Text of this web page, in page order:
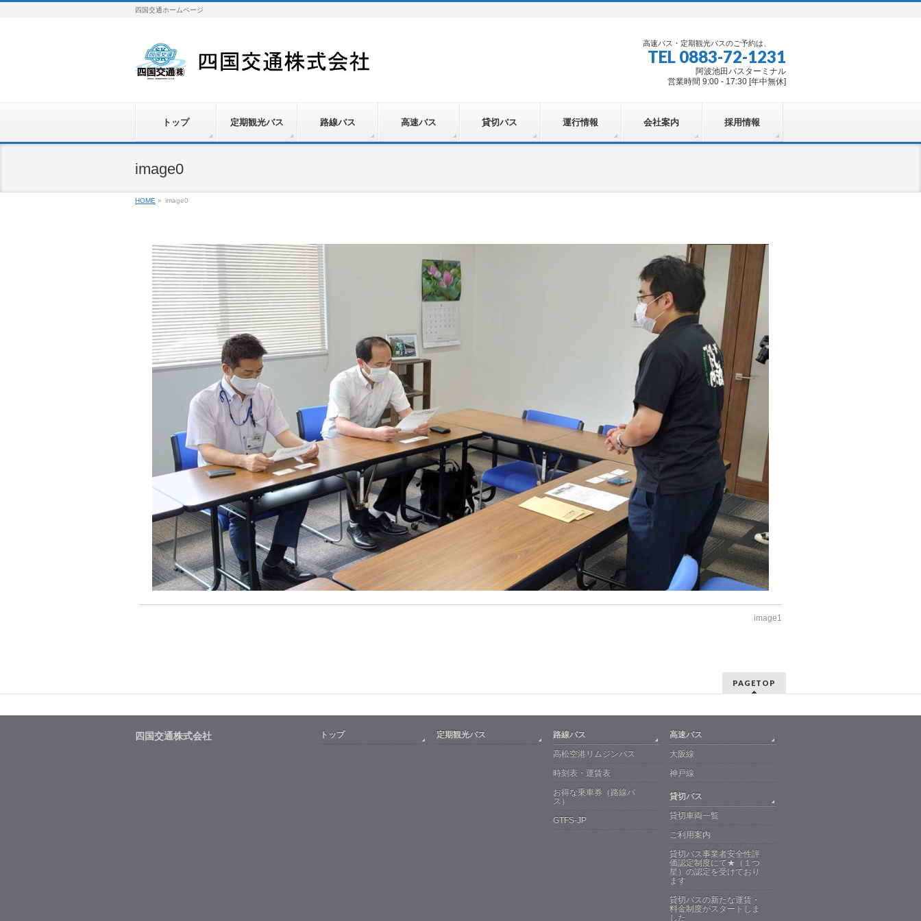
四国交通ホームページ
高速バス・定期観光バスのご予約は、
TEL 0883-72-1231
阿波池田バスターミナル
営業時間 9:00 - 17:30 [年中無休]
トップ 定期観光バス 路線バス 高速バス 貸切バス 運行情報 会社案内 採用情報
image0
HOME » image0
image1
PAGETOP
四国交通株式会社 トップ 定期観光バス
路線バス
高松空港リムジンバス
時刻表・運賃表
お得な乗車券（路線バ
ス）
GTFS-JP
高速バス
大阪線
神戸線
貸切バス
貸切車両一覧
ご利用案内
貸切バス事業者安全性評
価認定制度にて★（１つ
星）の認定を受けており
ます
貸切バスの新たな運賃・
料金制度がスタートしま
した